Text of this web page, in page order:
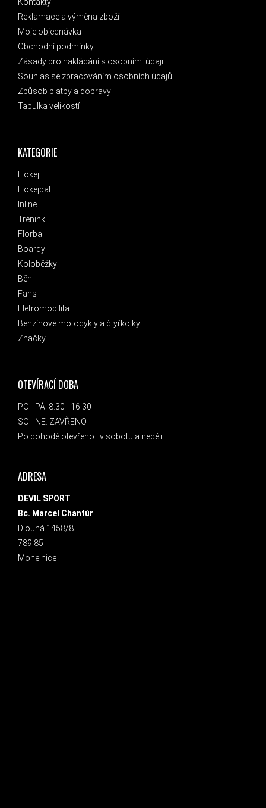
KATEGORIE
Hokej
Hokejbal
Inline
Trénink
Florbal
Boardy
Koloběžky
Běh
Fans
Eletromobilita
Benzínové motocykly a čtyřkolky
Značky
Reklamace a výměna zboží
Moje objednávka
Obchodní podmínky
Zásady pro nakládání s osobními údaji
Souhlas se zpracováním osobních údajů
Způsob platby a dopravy
Tabulka velikostí
OTEVÍRACÍ DOBA
PO - PÁ: 8:30 - 16:30
SO - NE: ZAVŘENO
Po dohodě otevřeno i v sobotu a neděli.
ADRESA
DEVIL SPORT
Bc. Marcel Chantúr
Dlouhá 1458/8
789 85
Mohelnice